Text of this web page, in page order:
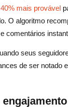
40% mais provável
O algoritmo
comentários
seus
de ser notado